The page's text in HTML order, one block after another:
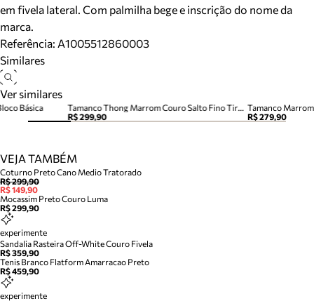
em fivela lateral. Com palmilha bege e inscrição do nome da
marca.
Referência: A1005512860003
Similares
Ver similares
Tamanco Thong Marrom Couro Salto Fino Tira Dedo
R$ 299,90
Tamanco
R$ 279,90
Básica
VEJA TAMBÉM
Coturno Preto Cano Medio Tratorado
R$ 299,90
R$ 149,90
Mocassim Preto Couro Luma
R$ 299,90
experimente
Sandalia Rasteira Off-White Couro Fivela
R$ 359,90
Tenis Branco Flatform Amarracao Preto
R$ 459,90
experimente